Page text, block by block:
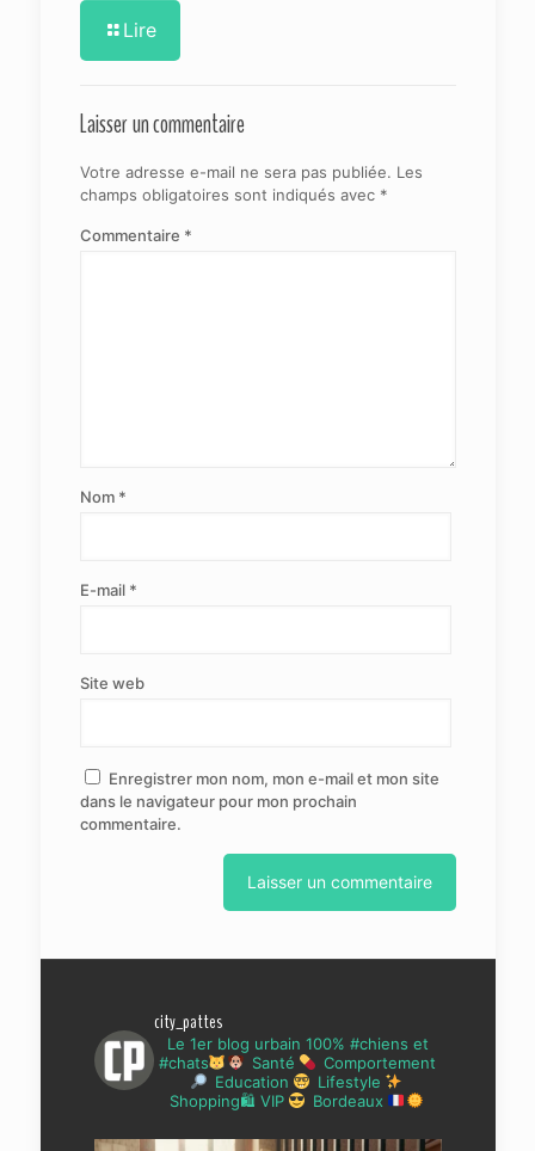
Lire
Laisser un commentaire
Votre adresse e-mail ne sera pas publiée. Les
champs obligatoires sont indiqués avec *
Commentaire *
Nom *
E-mail *
Site web
Enregistrer mon nom, mon e-mail et mon site
dans le navigateur pour mon prochain
commentaire.
city_pattes
Le 1er blog urbain 100% #chiens et
#chats
Santé
Comportement
Education
Lifestyle
Shopping🛍 VIP
Bordeaux